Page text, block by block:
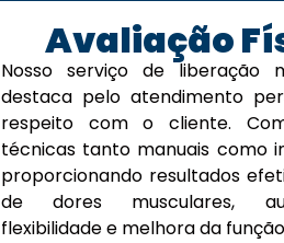
Avaliação
Nosso serviço de liberação
destaca pelo atendimento
respeito com o cliente.
técnicas tanto manuais como
proporcionando resultados
de dores musculares,
flexibilidade e melhora da